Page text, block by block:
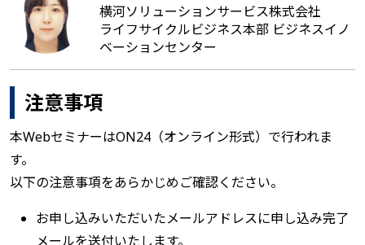
横河ソリューションサービス株式会社
ライフサイクルビジネス本部 ビジネスイノ
ベーションセンター
注意事項
本WebセミナーはON24（オンライン形式）で行われま
す。
以下の注意事項をあらかじめご確認ください。
お申し込みいただいたメールアドレスに申し込み完了
メールを送付いたします。